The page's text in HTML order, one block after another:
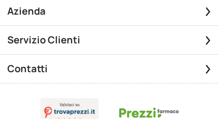
Azienda
Servizio Clienti
Contatti